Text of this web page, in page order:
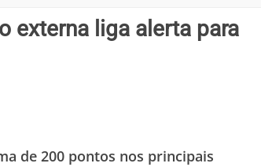
externa liga alerta para
de 200 pontos nos principais